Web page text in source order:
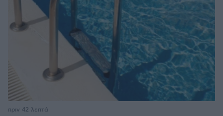
πριν 42 λεπτά